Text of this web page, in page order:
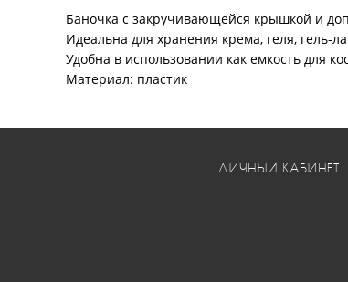
Баночка с закручивающейся крышкой и
Идеальна для хранения крема, геля, гель-
Удобна в использовании как емкость для
Материал: пластик
ЛИЧНЫЙ КАБИНЕТ